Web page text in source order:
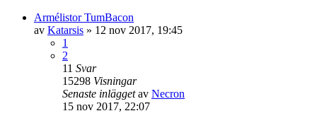
Armélistor TumBacon
av Katarsis » 12 nov 2017, 19:45
1
2
11 Svar
15298 Visningar
Senaste inläggetav Necron
15 nov 2017, 22:07